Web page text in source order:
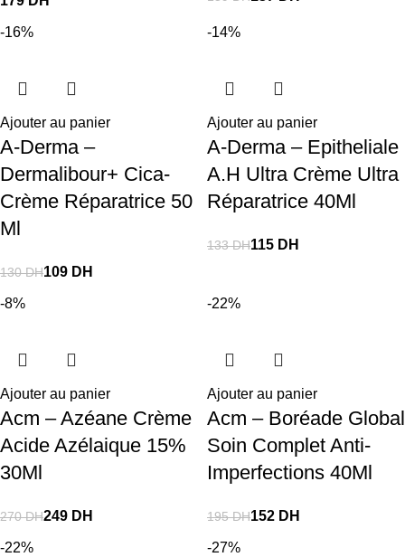
-16%
Ajouter au panier
A-Derma –
Dermalibour+ Cica-
Crème Réparatrice 50
Ml
130DH109 DH
-14%
Ajouter au panier
A-Derma – Epitheliale
A.H Ultra Crème Ultra
Réparatrice 40Ml
133DH115 DH
-8%
Ajouter au panier
Acm – Azéane Crème
Acide Azélaique 15%
30Ml
270DH249 DH
-22%
Ajouter au panier
Acm – Boréade Global
Soin Complet Anti-
Imperfections 40Ml
195DH152 DH
-22% -27%